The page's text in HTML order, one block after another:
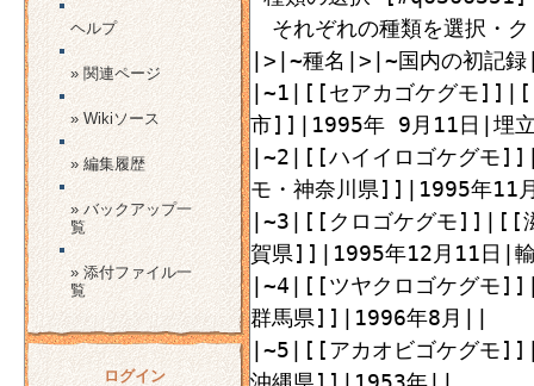
ヘルプ
» 関連ページ
» Wikiソース
» 編集履歴
» バックアップ一
覧
» 添付ファイル一
覧
ログイン